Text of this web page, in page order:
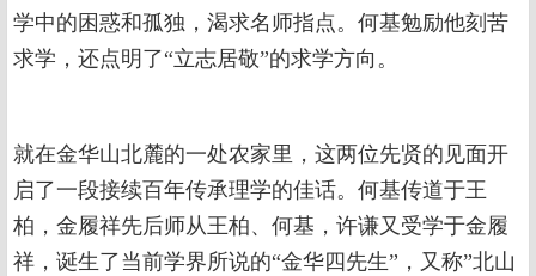
学中的困惑和孤独，渴求名师指点。何基勉励他刻苦
求学，还点明了“立志居敬”的求学方向。
就在金华山北麓的一处农家里，这两位先贤的见面开
启了一段接续百年传承理学的佳话。何基传道于王
柏，金履祥先后师从王柏、何基，许谦又受学于金履
祥，诞生了当前学界所说的“金华四先生”，又称”北山